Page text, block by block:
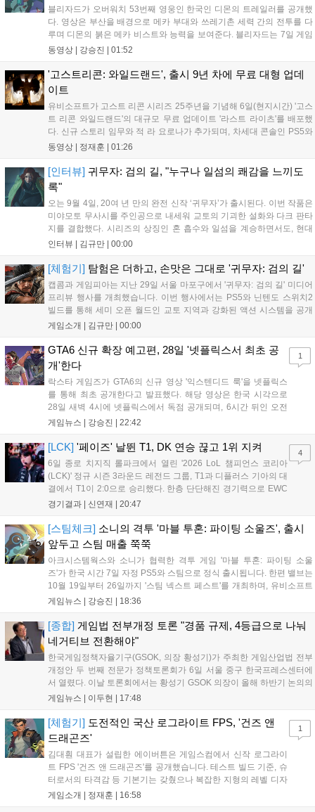
블리자드가 오버워치 53번째 영웅인 한국인 디몬의 트레일러를 공개했
다. 영상은 부산을 배경으로 메카 부대와 쓰레기촌 세력 간의 전투를 다
루며 디몬의 붉은 메카 비스트와 능력을 보여준다. 블리자드는 7일 게임
플레이 영상 공개를 시작으로 10일 시즌4 트레일러를 선보이며, 11일 시
론의 대립이 본격화될 전망이다....
동영상 | 강승진 01:52
'고스트리콘: 와일드랜드', 출시 9년 차에 무료 대형 업데
이트
유비소프트가 고스트 리콘 시리즈 25주년을 기념해 6일(현지시간) '고스
트 리콘 와일드랜드'의 대규모 무료 업데이트 '라스트 라이츠'를 배포했
다. 신규 스토리 임무와 적 라 요로나가 추가되며, 차세대 콘솔인 PS5와
Xbox Series X|S에서 4K 60FPS를 지원한다. 또한 편의성 개선과 함께
리를 제공한다....
동영상 | 정재훈 01:26
[인터뷰] 귀무자: 검의 길, "누구나 일섬의 쾌감을 느끼도
록"
오는 9월 4일, 20여 년 만의 완전 신작 ‘귀무자’가 출시된다. 이번 작품은
미야모토 무사시를 주인공으로 내세워 교토의 기괴한 설화와 다크 판타
지를 결합했다. 시리즈의 상징인 혼 흡수와 일섬을 계승하면서도, 현대
적인 검극 액션과 '무너뜨리기 일섬'을 더해 전투의 깊이를 더했다. 개발
하고자 했으며, 실제 검술 전문가의 모션 캡처를 통해 리얼리티를 극대
화했다. 세계관을 새롭게 재구성한 이번 신작은 기존 시리즈와 설정은
다르지만, 특유의 통쾌한 손맛과 다크 판타지 분위기를 충실히 담아내어
시리즈 팬과 신규 이용자 모두에게 새로운 재미를 선사할 예정이다....
인터뷰 | 김규만 00:00
[체험기] 탐험은 더하고, 손맛은 그대로 '귀무자: 검의 길'
캡콤과 게임피아는 지난 29일 서울 마포구에서 '귀무자: 검의 길' 미디어
프리뷰 행사를 개최했습니다. 이번 행사에서는 PS5와 닌텐도 스위치2
빌드를 통해 세미 오픈 월드인 교토 지역과 강화된 액션 시스템을 공개
했습니다. 주인공 미야모토 무사시가 오니를 정화하는 과정을 담았으며,
탄탄한 게임성을 선보여 기대감을 높였습니다....
게임소개 | 김규만 00:00
GTA6 신규 확장 예고편, 28일 '넷플릭스서 최초 공
개'한다
락스타 게임즈가 GTA6의 신규 영상 '익스텐디드 룩'을 넷플릭스
를 통해 최초 공개한다고 발표했다. 해당 영상은 한국 시각으로
28일 새벽 4시에 넷플릭스에서 독점 공개되며, 6시간 뒤인 오전
10시부터 공식 유튜브와 홈페이지에서도 확인할 수 있다. 기존보
이례적인 협업이 향후 게임 마케팅 방식에 어떤 변화를 가져올지
전 세계 팬들의 이목이 쏠리고 있다....
게임뉴스 | 강승진 22:42
1
[LCK] '페이즈' 날뛴 T1, DK 연승 끊고 1위 지켜
6일 종로 치지직 롤파크에서 열린 '2026 LoL 챔피언스 코리아
(LCK)' 정규 시즌 3라운드 레전드 그룹, T1과 디플러스 기아의 대
결에서 T1이 2:0으로 승리했다. 한층 단단해진 경기력으로 EWC
우승을 기점으로 파죽지세의 연승을 이어가던 디플러스 기아를
T1은 첫 드래곤을 두드렸...
경기결과 | 신연재 20:47
4
[스팀체크] 소니의 격투 '마블 투혼: 파이팅 소울즈', 출시
앞두고 스팀 매출 쭉쭉
아크시스템웍스와 소니가 협력한 격투 게임 '마블 투혼: 파이팅 소울
즈'가 한국 시간 7일 자정 PS5와 스팀으로 정식 출시됩니다. 한편 밸브는
10월 19일부터 26일까지 '스팀 넥스트 페스트'를 개최하며, 유비소프트
의 '더 디비전 리서전스'가 스팀에 출시되었고, 농장 시뮬레이션 '돌록 타
각기 다른 장르에서 이용자들의 기대를 모으고 있습니다....
게임뉴스 | 강승진 18:36
[종합] 게임법 전부개정 토론 "경품 규제, 4등급으로 나눠
네거티브 전환해야"
한국게임정책자율기구(GSOK, 의장 황성기)가 주최한 게임산업법 전부
개정안 두 번째 전문가 정책토론회가 6일 서울 중구 한국프레스센터에
서 열렸다. 이날 토론회에서는 황성기 GSOK 의장이 올해 하반기 논의의
주요 쟁점과 성과를 짚은 데 이어, 박종현 한양대 법학전문대학원 교수
호사가 게임 등...
게임뉴스 | 이두현 17:48
[체험기] 도전적인 국산 로그라이트 FPS, '건즈 앤
드래곤즈'
김대훤 대표가 설립한 에이버튼은 게임스컴에서 신작 로그라이
트 FPS '건즈 앤 드래곤즈'를 공개했습니다. 테스트 빌드 기준, 슈
터로서의 타격감 등 기본기는 갖췄으나 복잡한 지형의 레벨 디자
인은 개선이 필요해 보입니다. 또한, 성장 트랙의 과도한 분절과
게임소개 | 정재훈 16:58
1